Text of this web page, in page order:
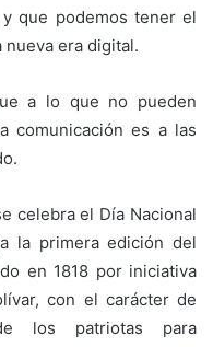
que podemos tener el
era digital.
a lo que no pueden
comunicación es a las
celebra el Día Nacional
la primera edición del
en 1818 por iniciativa
con el carácter de
los patriotas para